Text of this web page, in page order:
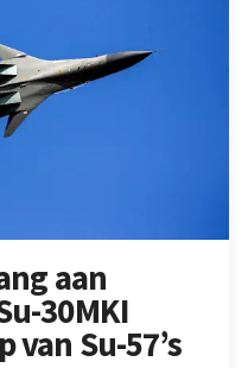
aan
30MKI
van Su-57’s